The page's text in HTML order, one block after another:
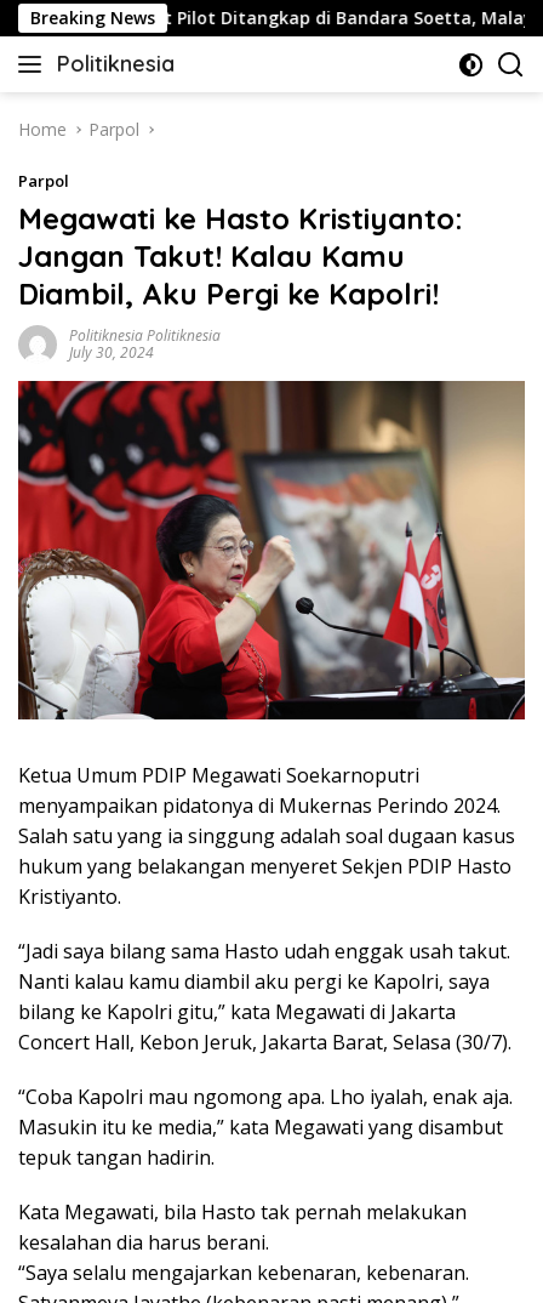
Skip
to
content
Breaking News
Buntut Pilot Ditangkap di Bandara Soetta, Malaysia
Politiknesia
Politiknesia.com
Home Parpol
Parpol
Megawati ke Hasto Kristiyanto:
Jangan Takut! Kalau Kamu
Diambil, Aku Pergi ke Kapolri!
Politiknesia Politiknesia
July 30, 2024
Ketua Umum PDIP Megawati Soekarnoputri
menyampaikan pidatonya di Mukernas Perindo 2024.
Salah satu yang ia singgung adalah soal dugaan kasus
hukum yang belakangan menyeret Sekjen PDIP Hasto
Kristiyanto.
“Jadi saya bilang sama Hasto udah enggak usah takut.
Nanti kalau kamu diambil aku pergi ke Kapolri, saya
bilang ke Kapolri gitu,” kata Megawati di Jakarta
Concert Hall, Kebon Jeruk, Jakarta Barat, Selasa (30/7).
“Coba Kapolri mau ngomong apa. Lho iyalah, enak aja.
Masukin itu ke media,” kata Megawati yang disambut
tepuk tangan hadirin.
Kata Megawati, bila Hasto tak pernah melakukan
kesalahan dia harus berani.
“Saya selalu mengajarkan kebenaran, kebenaran.